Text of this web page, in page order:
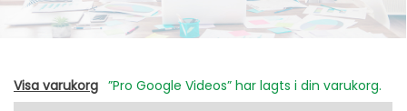
Visa varukorg ”Pro Google Videos” har lagts i din varukorg.